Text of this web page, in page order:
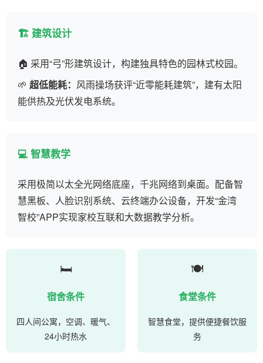
🏗️ 建筑设计
🏠 采用“弓”形建筑设计，构建独具特色的园林式校园。
🌱 超低能耗： 风雨操场获评“近零能耗建筑”，建有太阳
能供热及光伏发电系统。
💻 智慧教学
采用极简以太全光网络底座，千兆网络到桌面。配备智
慧黑板、人脸识别系统、云终端办公设备，开发“金湾
智校”APP实现家校互联和大数据教学分析。
🛏️
宿舍条件
四人间公寓，空调、暖气、
24小时热水
🍽️
食堂条件
智慧食堂，提供便捷餐饮服
务